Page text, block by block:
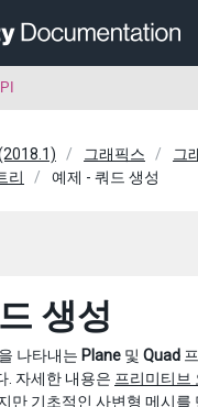
그래픽스
그
리
예제 - 쿼드 생성
생성
나타내는 Plane 및 Quad
. 자세한 내용은 프리미티브
만 기초적인 사변형 메시를